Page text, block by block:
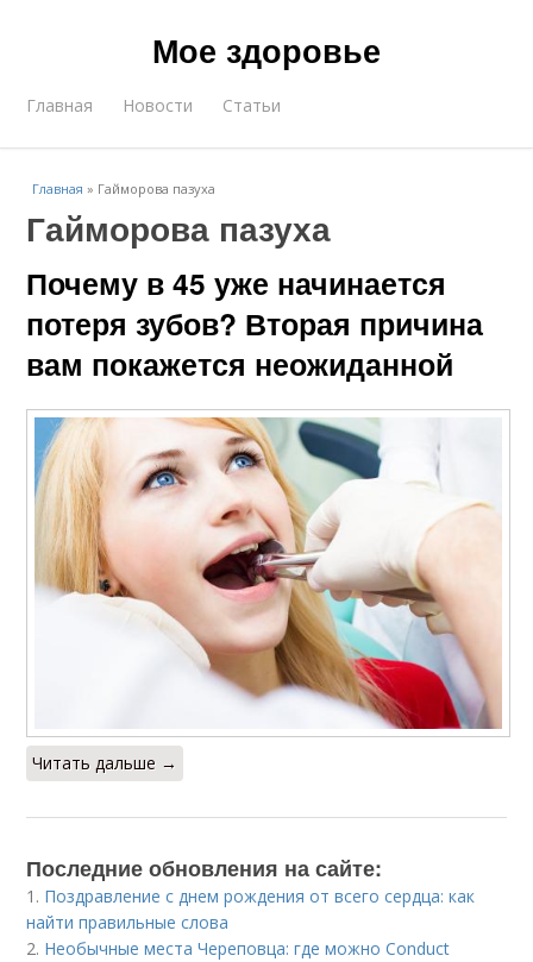
Мое здоровье
Главная Новости Статьи
Главная » Гайморова пазуха
Гайморова пазуха
Почему в 45 уже начинается
потеря зубов? Вторая причина
вам покажется неожиданной
Читать дальше →
Последние обновления на сайте:
1. Поздравление с днем рождения от всего сердца: как
найти правильные слова
2. Необычные места Череповца: где можно Conduct